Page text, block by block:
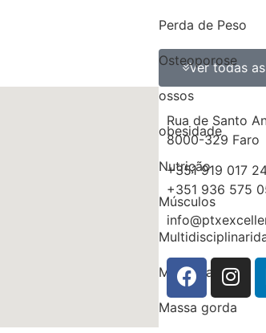
Perda de Peso
Osteoporose
ossos
obesidade
Nutrição
Músculos
Medicina
Massa gorda
Ver todas
Rua de Santo
8000-329 Faro
+351 919 017
+351 936 575